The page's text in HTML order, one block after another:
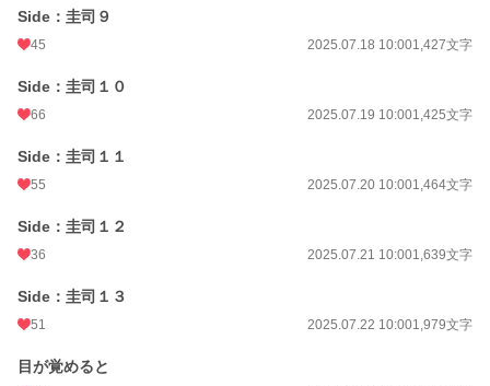
Side：圭司９
45 2025.07.18 10:001,427文字
Side：圭司１０
66 2025.07.19 10:001,425文字
Side：圭司１１
55 2025.07.20 10:001,464文字
Side：圭司１２
36 2025.07.21 10:001,639文字
Side：圭司１３
51 2025.07.22 10:001,979文字
目が覚めると